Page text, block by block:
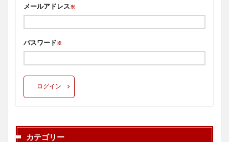
メールアドレス※
パスワード※
ログイン
カテゴリー